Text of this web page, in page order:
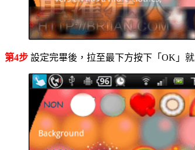
第4步 設定完畢後，拉至最下方按下「OK」